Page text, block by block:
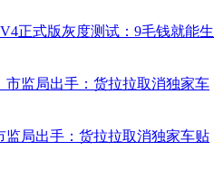
正式版灰度测试：9毛钱就能生
监局出手：货拉拉取消独家车贴